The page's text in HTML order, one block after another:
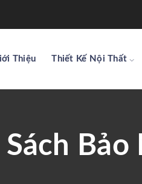
Thiệu Thiết Kế Nội Thất
Bảo